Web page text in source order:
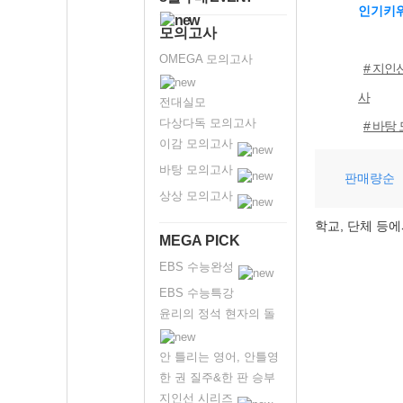
모의고사
OMEGA 모의고사
전대실모
다상다독 모의고사
이감 모의고사
바탕 모의고사
상상 모의고사
MEGA PICK
EBS 수능완성
EBS 수능특강
윤리의 정석 현자의 돌
안 틀리는 영어, 안틀영
한 권 질주&한 판 승부
지인선 시리즈
인기키
# 지인
사
# 바탕
판매량순
학교, 단체 등